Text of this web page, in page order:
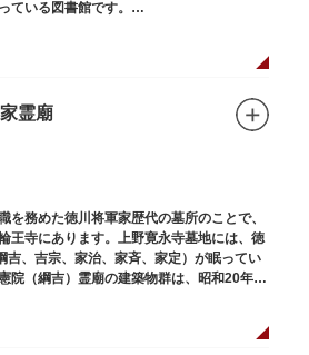
ている図書館です。
建てられた帝国図書館の建物を保存・再
霊廟
を務めた徳川将軍家歴代の墓所のことで、
王寺にあります。上野寛永寺墓地には、徳
吉、吉宗、家治、家斉、家定）が眠ってい
院（綱吉）霊廟の建築物群は、昭和20年
ました。